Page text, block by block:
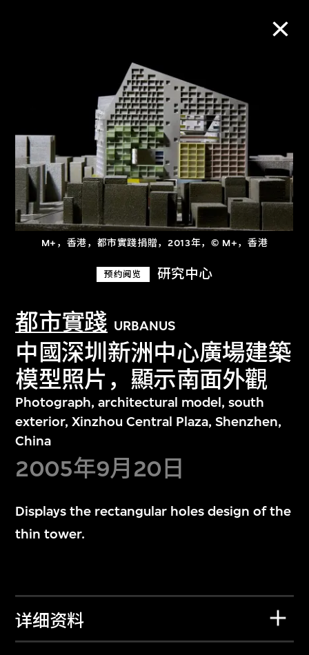
M+，香港，都市實踐捐贈，2013年，© M+，香港
预约阅览 研究中心
都市實踐 URBANUS
中國深圳新洲中心廣場建築
模型照片，顯示南面外觀
Photograph, architectural model, south
exterior, Xinzhou Central Plaza, Shenzhen,
China
2005年9月20日
Displays the rectangular holes design of the
thin tower.
详细资料
M+藏品
进一步筛选
关于M+藏品
文化藏品。